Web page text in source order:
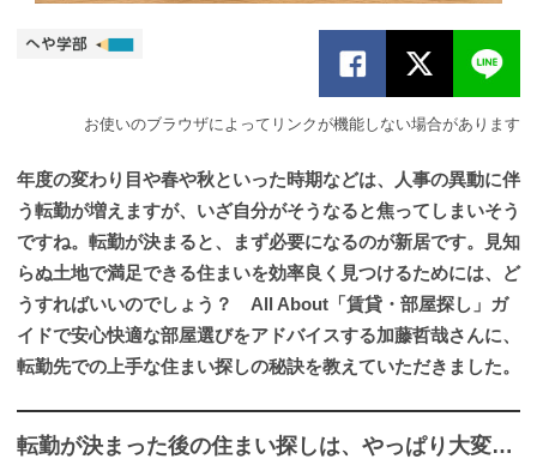
お使いのブラウザによってリンクが機能しない場合があります
年度の変わり目や春や秋といった時期などは、人事の異動に伴
う転勤が増えますが、いざ自分がそうなると焦ってしまいそう
ですね。転勤が決まると、まず必要になるのが新居です。見知
らぬ土地で満足できる住まいを効率良く見つけるためには、ど
うすればいいのでしょう？ All About「賃貸・部屋探し」ガ
イドで安心快適な部屋選びをアドバイスする加藤哲哉さんに、
転勤先での上手な住まい探しの秘訣を教えていただきました。
転勤が決まった後の住まい探しは、やっぱり大変…